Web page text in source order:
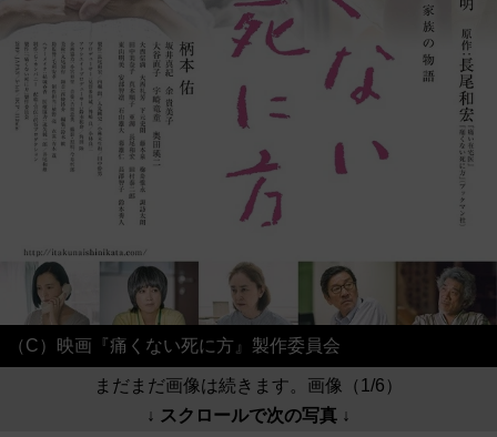
（C）映画『痛くない死に方』製作委員会
まだまだ画像は続きます。画像（1/6）
↓ スクロールで次の写真 ↓